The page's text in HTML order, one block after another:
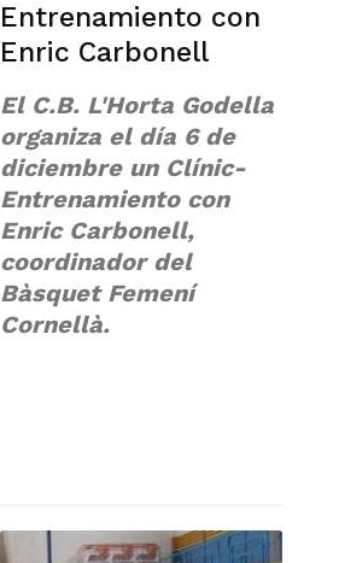
Entrenamiento con
Enric Carbonell
El C.B. L'Horta Godella
organiza el día 6 de
diciembre un Clínic-
Entrenamiento con
Enric Carbonell,
coordinador del
Bàsquet Femení
Cornellà.